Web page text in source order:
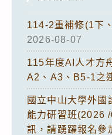
114-2重補修(1下
2026-08-07
115年度AI人才方
A2、A3、B5-1之
國立中山大學外
能力研習班(2026
訊，請踴躍報名參